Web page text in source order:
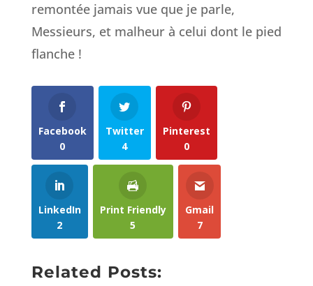
remontée jamais vue que je parle,
Messieurs, et malheur à celui dont le pied
flanche !
Facebook
0
Twitter
4
Pinterest
0
LinkedIn
2
Print Friendly
5
Gmail
7
Related Posts: